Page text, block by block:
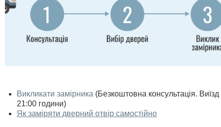
Викликати замірника (Безкоштовна консультація.
21:00 години)
Як заміряти дверний отвір самостійно